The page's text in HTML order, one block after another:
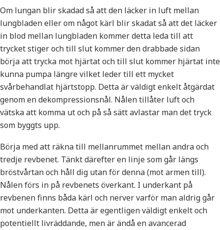
Om lungan blir skadad så att den läcker in luft mellan
lungbladen eller om något kärl blir skadat så att det läcker
in blod mellan lungbladen kommer detta leda till att
trycket stiger och till slut kommer den drabbade sidan
börja att trycka mot hjärtat och till slut kommer hjärtat inte
kunna pumpa längre vilket leder till ett mycket
svårbehandlat hjärtstopp. Detta är väldigt enkelt åtgärdat
genom en dekompressionsnål. Nålen tillåter luft och
vätska att komma ut och på så sätt avlastar man det tryck
som byggts upp.
Börja med att räkna till mellanrummet mellan andra och
tredje revbenet. Tänkt därefter en linje som går längs
bröstvårtan och håll dig utan för denna (mot armen till).
Nålen förs in på revbenets överkant. I underkant på
revbenen finns båda kärl och nerver varför man aldrig går
mot underkanten. Detta är egentligen väldigt enkelt och
potentiellt livräddande, men är ändå en avancerad